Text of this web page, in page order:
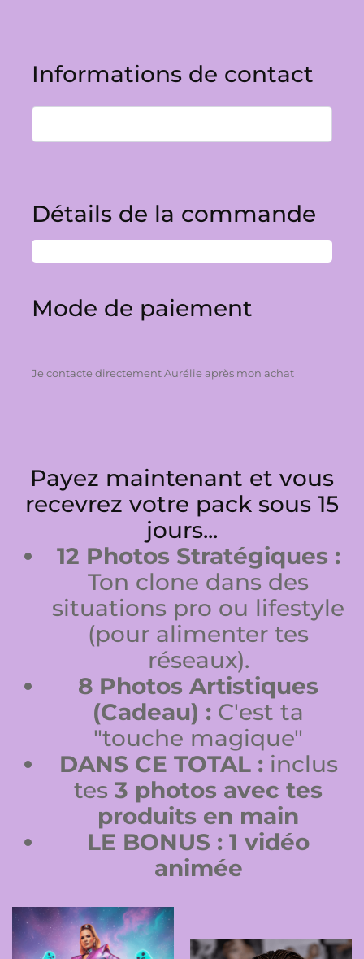
Informations de contact
Détails de la commande
Mode de paiement
Je contacte directement Aurélie après mon achat
Payez maintenant et vous
recevrez votre pack sous 15
jours...
12 Photos Stratégiques :
Ton clone dans des
situations pro ou lifestyle
(pour alimenter tes
réseaux).
8 Photos Artistiques
(Cadeau) : C'est ta
"touche magique"
DANS CE TOTAL :inclus
tes 3 photos avec tes
produits en main
LE BONUS : 1 vidéo
animée